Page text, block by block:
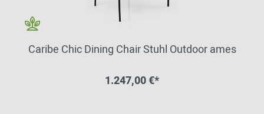
Caribe Chic Dining Chair Stuhl Outdoor ames
1.247,00 €*